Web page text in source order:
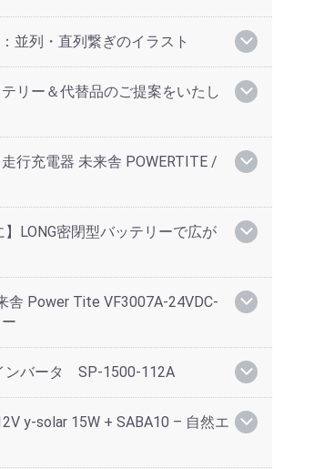
並列・直列繋ぎのイラスト
リー＆代替品のご提案をいたし
行充電器 未来舎 POWERTITE /
】LONG密閉型バッテリーで広が
舎 Power Tite VF3007A-24VDC-
ンバータ SP-1500-112A
y-solar 15W + SABA10 – 自然エ